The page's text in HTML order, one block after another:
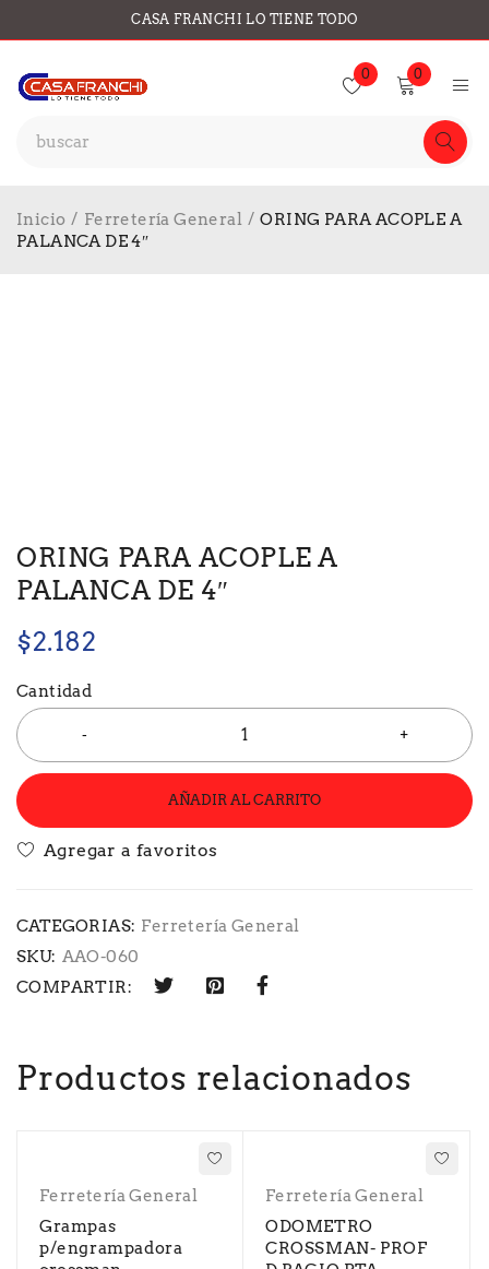
CASA FRANCHI LO TIENE TODO
0 0
Inicio / Ferretería General / ORING PARA ACOPLE A
PALANCA DE 4″
ORING PARA ACOPLE A
PALANCA DE 4″
$2.182
Cantidad
AÑADIR AL CARRITO
CATEGORIAS: Ferretería General
SKU: AAO-060
COMPARTIR:
Productos relacionados
Ferretería General
Grampas
p/engrampadora
Ferretería General
ODOMETRO
CROSSMAN- PROF